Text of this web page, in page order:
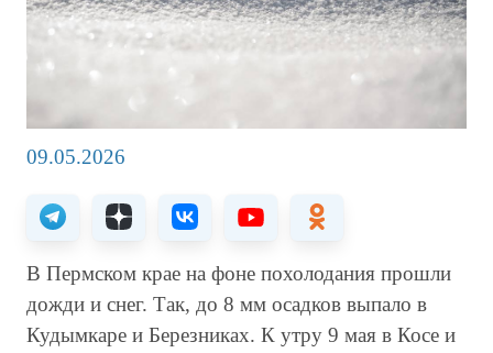
09.05.2026
В Пермском крае на фоне похолодания прошли
дожди и снег. Так, до 8 мм осадков выпало в
Кудымкаре и Березниках. К утру 9 мая в Косе и